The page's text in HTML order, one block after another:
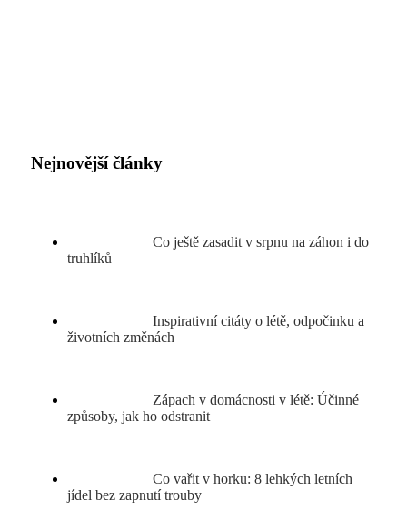
Nejnovější články
Co ještě zasadit v srpnu na záhon i do
truhlíků
Inspirativní citáty o létě, odpočinku a
životních změnách
Zápach v domácnosti v létě: Účinné
způsoby, jak ho odstranit
Co vařit v horku: 8 lehkých letních
jídel bez zapnutí trouby